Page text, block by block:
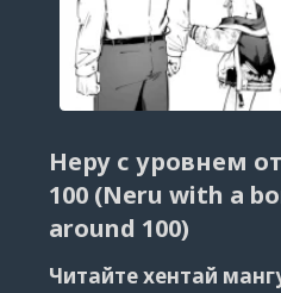
Неру с уровнем
100 (Neru with a
around 100)
Читайте хентай